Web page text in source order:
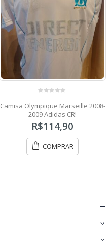
o
u
t
o
f
Camisa Olympique Marseille 2008-
2009 Adidas CR!
R$114,90
COMPRAR